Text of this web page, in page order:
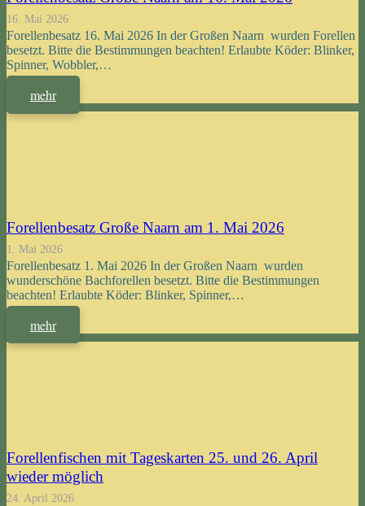
16. Mai 2026
Forellenbesatz 16. Mai 2026 In der Großen Naarn wurden Forellen
besetzt. Bitte die Bestimmungen beachten! Erlaubte Köder: Blinker,
Spinner, Wobbler,…
mehr
Forellenbesatz Große Naarn am 1. Mai 2026
1. Mai 2026
Forellenbesatz 1. Mai 2026 In der Großen Naarn wurden
wunderschöne Bachforellen besetzt. Bitte die Bestimmungen
beachten! Erlaubte Köder: Blinker, Spinner,…
mehr
Forellenfischen mit Tageskarten 25. und 26. April
wieder möglich
24. April 2026